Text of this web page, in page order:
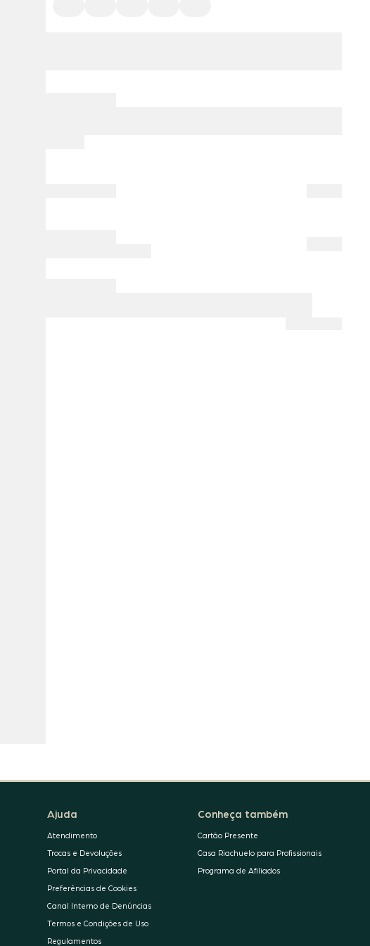
Ajuda
Atendimento
Trocas e Devoluções
Portal da Privacidade
Preferências de Cookies
Canal Interno de Denúncias
Termos e Condições de Uso
Regulamentos
Conheça também
Cartão Presente
Casa Riachuelo para Profissionais
Programa de Afiliados